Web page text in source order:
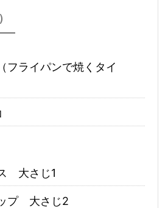
フライパンで焼くタイ
大さじ1
プ 大さじ2